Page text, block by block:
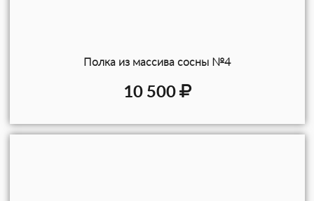
Полка из массива сосны №4
10 500